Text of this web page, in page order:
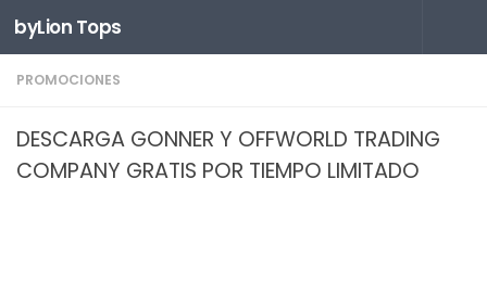
Saltar al contenido
byLion Tops
PROMOCIONES
DESCARGA GONNER Y OFFWORLD TRADING
COMPANY GRATIS POR TIEMPO LIMITADO